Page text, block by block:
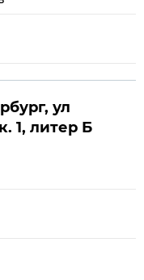
ул
1, литер Б